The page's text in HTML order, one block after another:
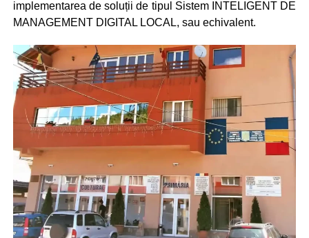
implementarea de soluții de tipul Sistem INTELIGENT DE
MANAGEMENT DIGITAL LOCAL, sau echivalent.